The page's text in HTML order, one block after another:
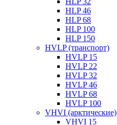
HLP 46
HLP 68
HLP 100
HLP 150
HVLP (транспорт)
HVLP 15
HVLP 22
HVLP 32
HVLP 46
HVLP 68
HVLP 100
VHVI (арктические)
VHVI 15